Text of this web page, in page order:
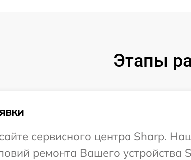
Этапы
сервисного центра Sharp.
ремонта Вашего устройства